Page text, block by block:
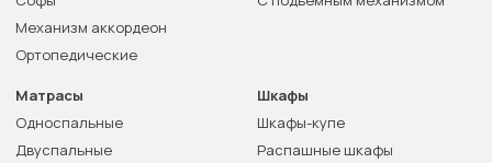
Механизм аккордеон
Ортопедические
Матрасы
Односпальные
Двуспальные
Шкафы
Шкафы-купе
Распашные шкафы